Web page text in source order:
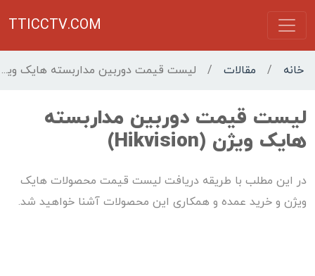
TTICCTV.COM
خانه / مقالات / لیست قیمت دوربین مداربسته هایک ویژن (Hikvision)
لیست قیمت دوربین مداربسته
هایک ویژن (Hikvision)
در این مطلب با طریقه دریافت لیست قیمت محصولات هایک
ویژن و خرید عمده و همکاری این محصولات آشنا خواهید شد.